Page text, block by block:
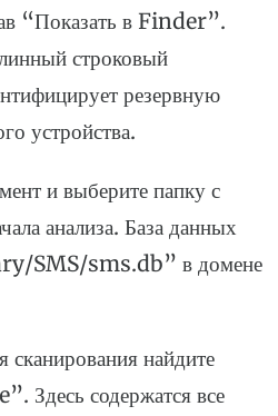
“Показать в Finder”.
строковый
резервную
устройства.
и выберите папку с
анализа. База данных
SMS/sms.db” в домене
найдите
Здесь содержатся все